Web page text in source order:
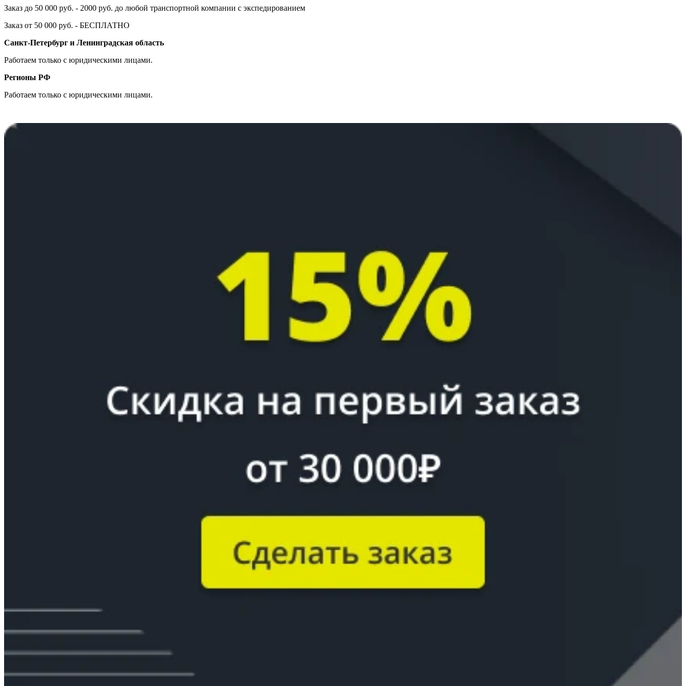
Заказ до 50 000 руб. - 2000 руб. до любой транспортной компании с экспедированием
Заказ от 50 000 руб. - БЕСПЛАТНО
Санкт-Петербург и Ленинградская область
Работаем только с юридическими лицами.
Регионы РФ
Работаем только с юридическими лицами.